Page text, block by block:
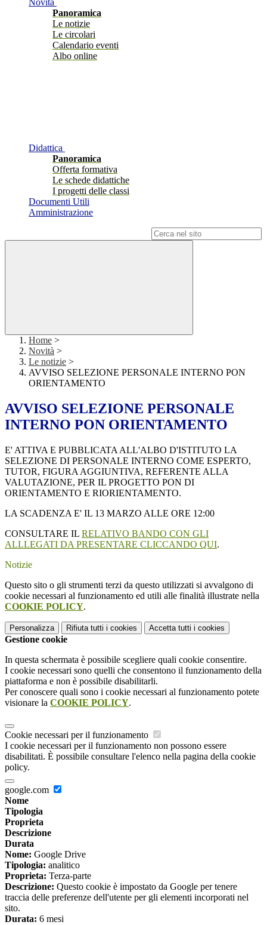
Novità
Panoramica
Le notizie
Le circolari
Calendario eventi
Albo online
Didattica
Panoramica
Offerta formativa
Le schede didattiche
I progetti delle classi
Documenti Utili
Amministrazione
Home >
Novità >
Le notizie >
AVVISO SELEZIONE PERSONALE INTERNO PON
ORIENTAMENTO
AVVISO SELEZIONE PERSONALE
INTERNO PON ORIENTAMENTO
E' ATTIVA E PUBBLICATA ALL'ALBO D'ISTITUTO LA
SELEZIONE DI PERSONALE INTERNO COME ESPERTO,
TUTOR, FIGURA AGGIUNTIVA, REFERENTE ALLA
VALUTAZIONE, PER IL PROGETTO PON DI
ORIENTAMENTO E RIORIENTAMENTO.
LA SCADENZA E' IL 13 MARZO ALLE ORE 12:00
CONSULTARE IL RELATIVO BANDO CON GLI
ALLLEGATI DA PRESENTARE CLICCANDO QUI.
Notizie
Questo sito o gli strumenti terzi da questo utilizzati si avvalgono di
cookie necessari al funzionamento ed utili alle finalità illustrate nella
COOKIE POLICY.
Personalizza Rifiuta tutti i cookies Accetta tutti i cookies
Gestione cookie
In questa schermata è possibile scegliere quali cookie consentire.
I cookie necessari sono quelli che consentono il funzionamento della
piattaforma e non è possibile disabilitarli.
Per conoscere quali sono i cookie necessari al funzionamento potete
visionare la COOKIE POLICY.
Cookie necessari per il funzionamento
I cookie necessari per il funzionamento non possono essere
disabilitati. È possibile consultare l'elenco nella pagina della cookie
policy.
google.com
Nome
Tipologia
Proprieta
Descrizione
Durata
Nome: Google Drive
Tipologia: analitico
Proprieta: Terza-parte
Descrizione: Questo cookie è impostato da Google per tenere
traccia delle preferenze dell'utente per gli elementi incorporati nel
sito.
Durata: 6 mesi